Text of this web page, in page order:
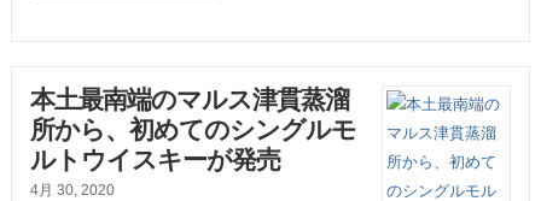
本土最南端のマルス津貫蒸溜
所から、初めてのシングルモ
ルトウイスキーが発売
4月 30, 2020